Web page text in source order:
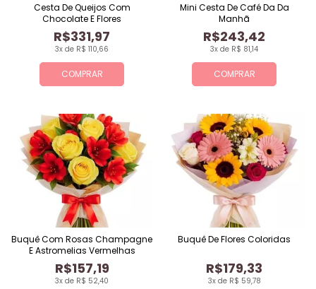
COMPRAR
3x de R$ 110,66
R$331,97
Cesta De Queijos Com
Chocolate E Flores
COMPRAR
3x de R$ 81,14
R$243,42
Mini Cesta De Café Da Da
Manhã
3x de R$ 52,40
R$157,19
Buquê Com Rosas Champagne
E Astromelias Vermelhas
3x de R$ 59,78
R$179,33
Buquê De Flores Coloridas